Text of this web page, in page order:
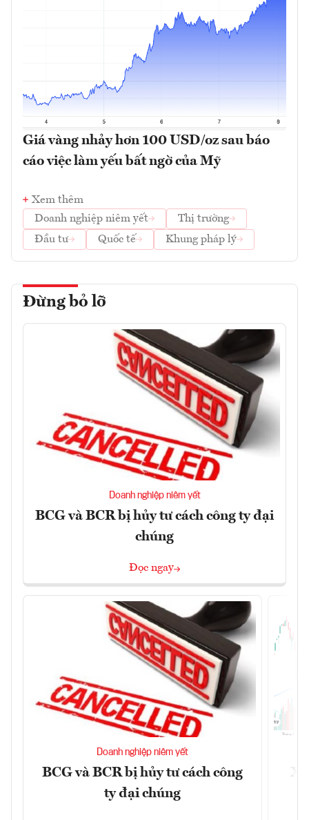
Giá vàng nhảy hơn 100 USD/oz sau báo
cáo việc làm yếu bất ngờ của Mỹ
Xem thêm
Doanh nghiệp niêm yết
Thị trường
Đầu tư
Quốc tế Khung pháp lý
Đừng bỏ lỡ
Doanh nghiệp niêm yết
BCG và BCR bị hủy tư cách công ty đại
chúng
Đọc ngay
Doanh nghiệp niêm yết
BCG và BCR bị hủy tư cách công
ty đại chúng